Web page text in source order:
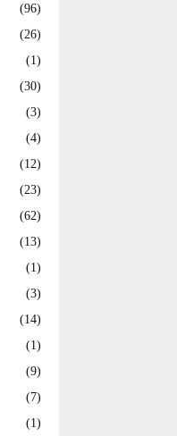
(96)
(26)
(1)
(30)
(3)
(4)
(12)
(23)
(62)
(13)
(1)
(3)
(14)
(1)
(9)
(7)
(1)